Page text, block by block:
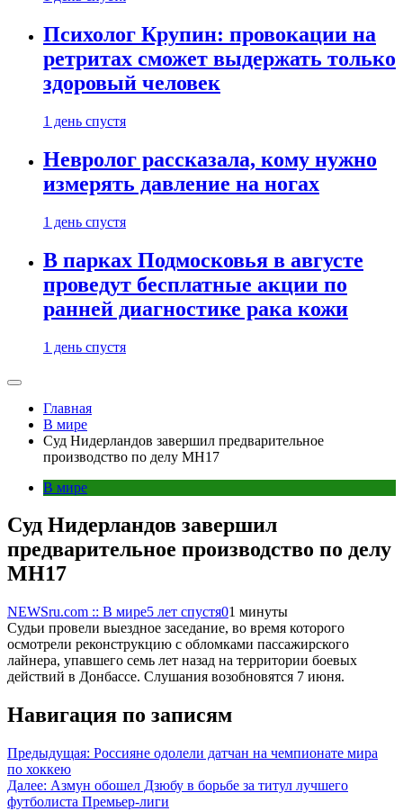
Психолог Крупин: провокации на
ретритах сможет выдержать только
здоровый человек
1 день спустя
Невролог рассказала, кому нужно
измерять давление на ногах
1 день спустя
В парках Подмосковья в августе
проведут бесплатные акции по
ранней диагностике рака кожи
1 день спустя
Главная
В мире
Cуд Нидерландов завершил предварительное
производство по делу MH17
В мире
Cуд Нидерландов завершил
предварительное производство по делу
MH17
NEWSru.com :: В мире5 лет спустя01 минуты
Судьи провели выездное заседание, во время которого
осмотрели реконструкцию с обломками пассажирского
лайнера, упавшего семь лет назад на территории боевых
действий в Донбассе. Слушания возобновятся 7 июня.
Навигация по записям
Предыдущая: Россияне одолели датчан на чемпионате мира
по хоккею
Далее: Азмун обошел Дзюбу в борьбе за титул лучшего
футболиста Премьер-лиги